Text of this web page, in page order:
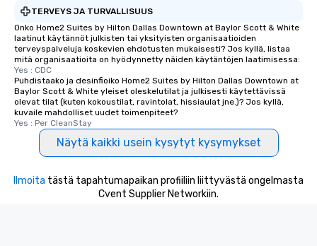
itinerary. You Get a Dinner and a Show
Our tours offer an
entertainment. All
who leads the group
offering engaging
interactive
along the way
Different Types of
TERVEYS JA TURVALLISUUS
Onko Home2 Suites by Hilton Dallas Downtown at Baylor Scott & White
laatinut käytännöt julkisten tai yksityisten organisaatioiden
terveyspalveluja koskevien ehdotusten mukaisesti? Jos kyllä, listaa
mitä organisaatioita on hyödynnetty näiden käytäntöjen laatimisessa:
Yes : CDC
Puhdistaako ja desinfioiko Home2 Suites by Hilton Dallas Downtown at
Baylor Scott & White yleiset oleskelutilat ja julkisesti käytettävissä
olevat tilat (kuten kokoustilat, ravintolat, hissiaulat jne.)? Jos kyllä,
kuvaile mahdolliset uudet toimenpiteet?
Yes : Per CleanStay
Näytä kaikki usein kysytyt kysymykset
Ilmoita tästä tapahtumapaikan profiiliin liittyvästä ongelmasta
Cvent Supplier Networkiin.